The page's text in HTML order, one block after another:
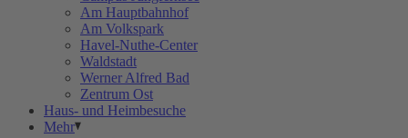
Am Hauptbahnhof
Am Volkspark
Havel-Nuthe-Center
Waldstadt
Werner Alfred Bad
Zentrum Ost
Haus- und Heimbesuche
Mehr